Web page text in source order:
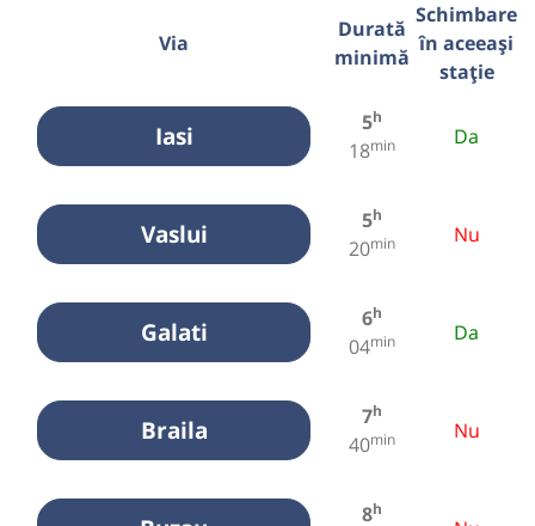
Via
Durată
minimă
Schimbare
în aceeași
stație
Iasi 5h
18min Da
Vaslui 5h
20min Nu
Galati 6h
04min Da
Braila 7h
40min Nu
8h